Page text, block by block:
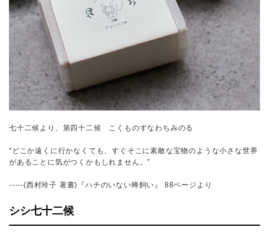
七十二候より、第四十二候 こくものすなわちみのる
“どこか遠くに行かなくても、すぐそこに素敵な宝物のような小さな世界
があることに気がつくかもしれません。”
-----(西村玲子 著書)『ハチのいない蜂飼い』 88ページより
シシ七十二候